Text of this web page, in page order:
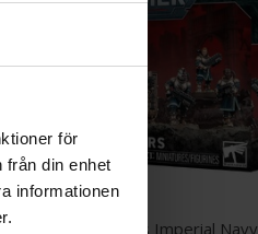
för
från din enhet
informationen
Imperial Agents Imperial Navy